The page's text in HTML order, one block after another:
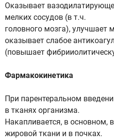
Оказывает
мелких сосудов (в т.ч.
головного мозга), улучшает
оказывает слабое
(повышает
Фармакокинетика
При парентеральном
в тканях организма.
Накапливается, в основном,
жировой ткани и в почках.